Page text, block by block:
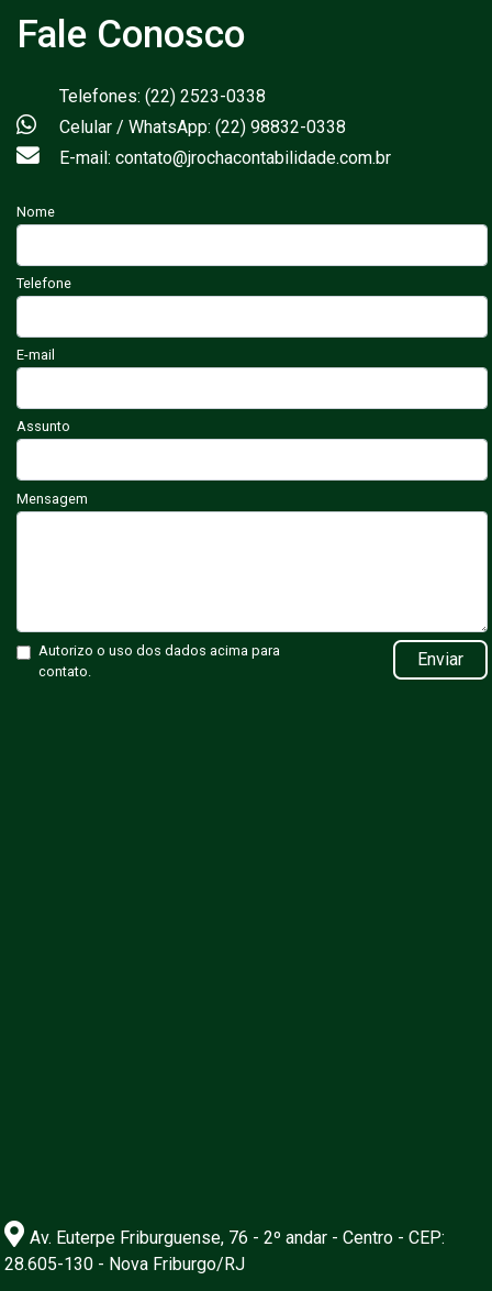
Fale Conosco
Telefones: (22) 2523-0338
Celular / WhatsApp: (22) 98832-0338
E-mail: contato@jrochacontabilidade.com.br
Nome
Telefone
E-mail
Assunto
Mensagem
Autorizo o uso dos dados acima para
contato.
Enviar
Av. Euterpe Friburguense, 76 - 2º andar - Centro - CEP:
28.605-130 - Nova Friburgo/RJ